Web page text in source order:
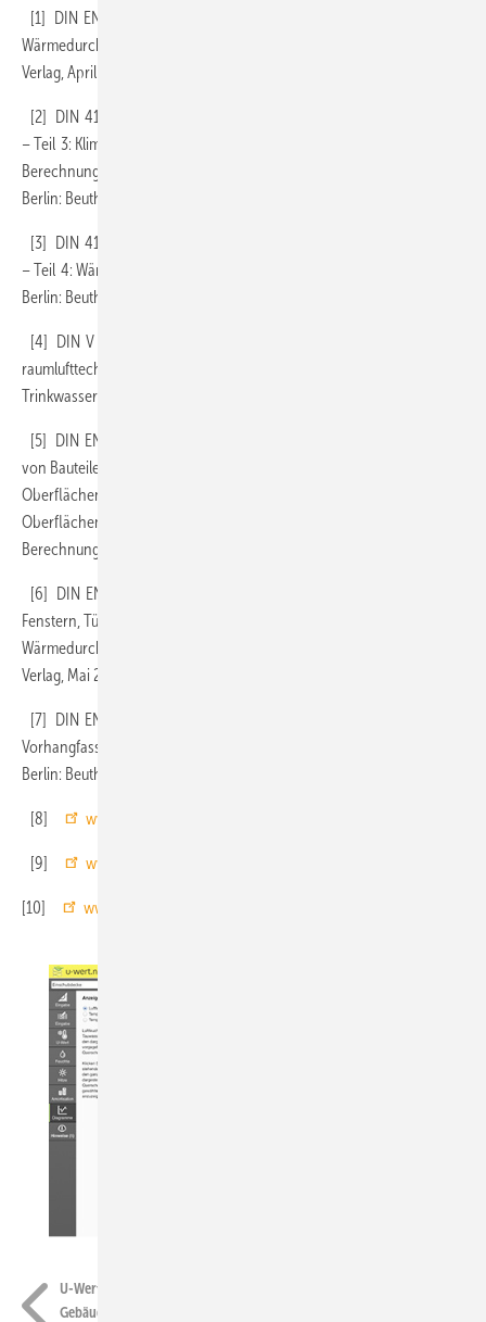
[1] DIN EN ISO 6946 Wärmedurchlasswiderstand und
Wärmedurchgangskoeffizient – Berechnungsverfahren. Berlin: Beuth
Verlag, April 2008
[2] DIN 4108-3 Wärmeschutz und Energie-Einsparung in Gebäuden
– Teil 3: Klimabedingter Feuchteschutz – Anforderungen,
Berechnungsverfahren und Hinweise für Planung und Ausführung.
Berlin: Beuth Verlag, November 2014
[3] DIN 4108-4 Wärmeschutz und Energie-Einsparung in Gebäuden
– Teil 4: Wärme- und feuchteschutztechnische Bemessungswerte.
Berlin: Beuth Verlag, Februar 2013
[4] DIN V 4701-10 Energetische Bewertung heiz- und
raumlufttechnischer Anlagen – Teil 10: Heizung,
Trinkwassererwärmung, Lüftung. Berlin: Beuth Verlag, August 2003
[5] DIN EN ISO 13 788 Wärme- und feuchtetechnisches Verhalten
von Bauteilen und Bauelementen – Raumseitige
Oberflächentemperatur zur Vermeidung kritischer
Oberflächenfeuchte und Tauwasserbildung im Bauteilinneren –
Berechnungsverfahren. Berlin: Beuth Verlag, Mai 2013
[6] DIN EN ISO 10 077-1 Wärmetechnisches Verhalten von
Fenstern, Türen und Anschlüssen – Berechnung des
Wärmedurchgangskoeffizienten – Teil 1: Allgemeines. Berlin: Beuth
Verlag, Mai 2010
[7] DIN EN ISO 12 631 Wärmetechnisches Verhalten von
Vorhangfassaden – Berechnung des Wärmedurchgangskoeffizienten.
Berlin: Beuth Verlag, Januar 2013
[8] www.energieberaterforum.de
[9] www.u-wert.net
[10] www.waermebrueckenportal.de
U-Wert-Berechnungssoftware hilft, Bauteile und die
Gebäudehülle energetisch und bauphysikalisch zu optimieren.